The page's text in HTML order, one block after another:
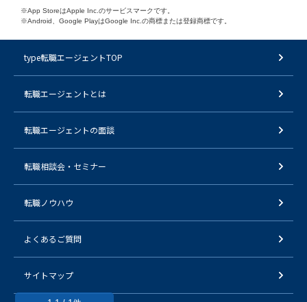
※App StoreはApple Inc.のサービスマークです。
※Android、Google PlayはGoogle Inc.の商標または登録商標です。
type転職エージェントTOP
転職エージェントとは
転職エージェントの面談
転職相談会・セミナー
転職ノウハウ
よくあるご質問
サイトマップ